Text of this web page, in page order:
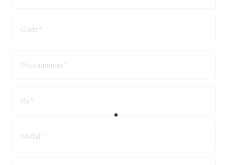
Gade
Postnummer
By
Mobil